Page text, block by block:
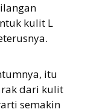
kulit L
itu
dari kulit
semakin